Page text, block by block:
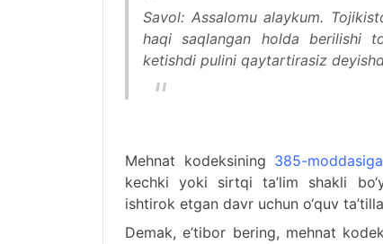
Savol: Assalomu alaykum.
haqi saqlangan holda berilishi
ketishdi pulini qaytartirasiz
Mehnat kodeksining 385-moddasiga
kechki yoki sirtqi ta’lim shakli
ishtirok etgan davr uchun o‘quv
Demak, e’tibor bering, mehnat